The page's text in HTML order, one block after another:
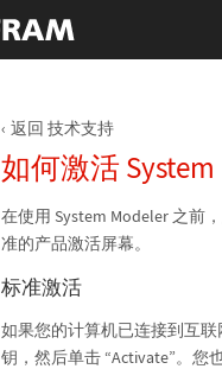
返回 技术支持
如何激活 System
在使用 System Modeler 之前
准的产品激活屏幕。
标准激活
如果您的计算机已连接到互
钥，然后单击 “Activate”。您